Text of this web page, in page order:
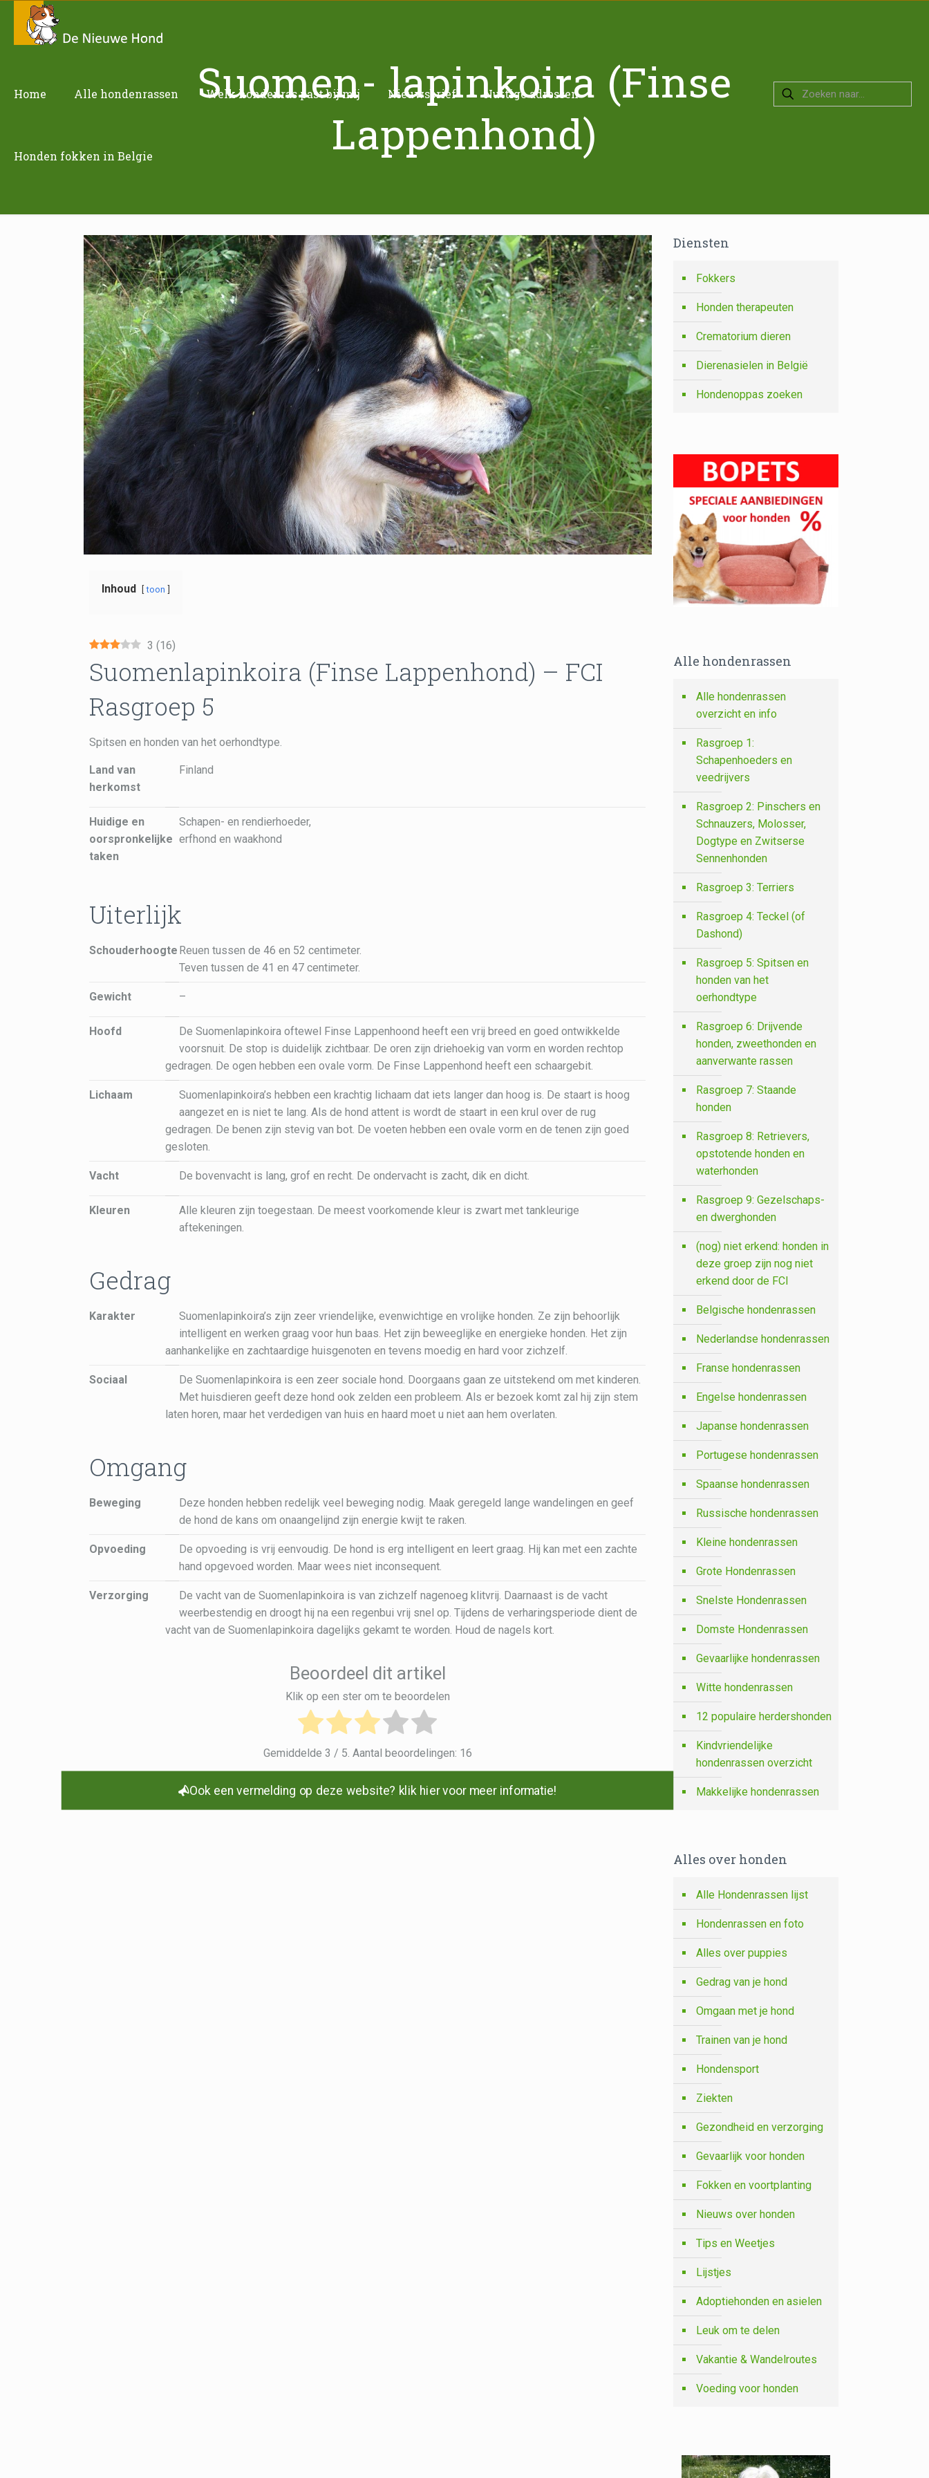
Home Alle hondenrassen Welk hondenras past bij mij Nieuwsbrief Nuttige adressen
Honden fokken in Belgie
Suomen- lapinkoira (Finse
Lappenhond)
Inhoud toon
3 (16)
Suomenlapinkoira (Finse Lappenhond) – FCI
Rasgroep 5
Spitsen en honden van het oerhondtype.
Land van
herkomst
Finland
Huidige en
oorspronkelijke
taken
Schapen- en rendierhoeder,
erfhond en waakhond
Uiterlijk
Schouderhoogte Reuen tussen de 46 en 52 centimeter.
Teven tussen de 41 en 47 centimeter.
Gewicht –
Hoofd
De Suomenlapinkoira oftewel Finse Lappenhoond heeft een vrij breed en goed ontwikkelde
voorsnuit. De stop is duidelijk zichtbaar. De oren zijn driehoekig van vorm en worden rechtop
gedragen. De ogen hebben een ovale vorm. De Finse Lappenhond heeft een schaargebit.
Lichaam
Suomenlapinkoira’s hebben een krachtig lichaam dat iets langer dan hoog is. De staart is hoog
aangezet en is niet te lang. Als de hond attent is wordt de staart in een krul over de rug
gedragen. De benen zijn stevig van bot. De voeten hebben een ovale vorm en de tenen zijn goed
gesloten.
Vacht De bovenvacht is lang, grof en recht. De ondervacht is zacht, dik en dicht.
Kleuren
Alle kleuren zijn toegestaan. De meest voorkomende kleur is zwart met tankleurige
aftekeningen.
Gedrag
Karakter
Suomenlapinkoira’s zijn zeer vriendelijke, evenwichtige en vrolijke honden. Ze zijn behoorlijk
intelligent en werken graag voor hun baas. Het zijn beweeglijke en energieke honden. Het zijn
aanhankelijke en zachtaardige huisgenoten en tevens moedig en hard voor zichzelf.
Sociaal
De Suomenlapinkoira is een zeer sociale hond. Doorgaans gaan ze uitstekend om met kinderen.
Met huisdieren geeft deze hond ook zelden een probleem. Als er bezoek komt zal hij zijn stem
laten horen, maar het verdedigen van huis en haard moet u niet aan hem overlaten.
Omgang
Beweging
Deze honden hebben redelijk veel beweging nodig. Maak geregeld lange wandelingen en geef
de hond de kans om onaangelijnd zijn energie kwijt te raken.
Opvoeding
De opvoeding is vrij eenvoudig. De hond is erg intelligent en leert graag. Hij kan met een zachte
hand opgevoed worden. Maar wees niet inconsequent.
Verzorging
De vacht van de Suomenlapinkoira is van zichzelf nagenoeg klitvrij. Daarnaast is de vacht
weerbestendig en droogt hij na een regenbui vrij snel op. Tijdens de verharingsperiode dient de
vacht van de Suomenlapinkoira dagelijks gekamt te worden. Houd de nagels kort.
Beoordeel dit artikel
Klik op een ster om te beoordelen
Gemiddelde 3 / 5. Aantal beoordelingen: 16
Ook een vermelding op deze website? klik hier voor meer informatie!
Diensten
Fokkers
Honden therapeuten
Crematorium dieren
Dierenasielen in België
Hondenoppas zoeken
Alle hondenrassen
Alle hondenrassen
overzicht en info
Rasgroep 1:
Schapenhoeders en
veedrijvers
Rasgroep 2: Pinschers en
Schnauzers, Molosser,
Dogtype en Zwitserse
Sennenhonden
Rasgroep 3: Terriers
Rasgroep 4: Teckel (of
Dashond)
Rasgroep 5: Spitsen en
honden van het
oerhondtype
Rasgroep 6: Drijvende
honden, zweethonden en
aanverwante rassen
Rasgroep 7: Staande
honden
Rasgroep 8: Retrievers,
opstotende honden en
waterhonden
Rasgroep 9: Gezelschaps-
en dwerghonden
(nog) niet erkend: honden in
deze groep zijn nog niet
erkend door de FCI
Belgische hondenrassen
Nederlandse hondenrassen
Franse hondenrassen
Engelse hondenrassen
Japanse hondenrassen
Portugese hondenrassen
Spaanse hondenrassen
Russische hondenrassen
Kleine hondenrassen
Grote Hondenrassen
Snelste Hondenrassen
Domste Hondenrassen
Gevaarlijke hondenrassen
Witte hondenrassen
12 populaire herdershonden
Kindvriendelijke
hondenrassen overzicht
Makkelijke hondenrassen
Alles over honden
Alle Hondenrassen lijst
Hondenrassen en foto
Alles over puppies
Gedrag van je hond
Omgaan met je hond
Trainen van je hond
Hondensport
Ziekten
Gezondheid en verzorging
Gevaarlijk voor honden
Fokken en voortplanting
Nieuws over honden
Tips en Weetjes
Lijstjes
Adoptiehonden en asielen
Leuk om te delen
Vakantie & Wandelroutes
Voeding voor honden